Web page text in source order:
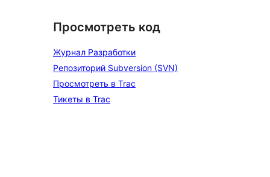
Просмотреть код
Журнал Разработки
Репозиторий Subversion (SVN)
Просмотреть в Trac
Тикеты в Trac